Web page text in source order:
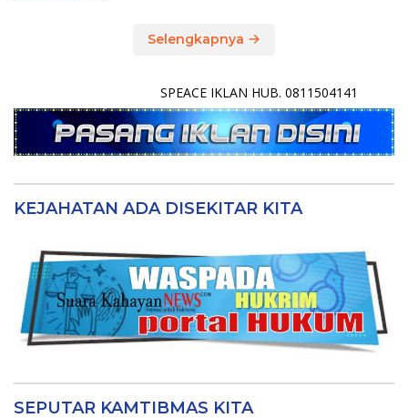
Selengkapnya
SPEACE IKLAN HUB. 0811504141
KEJAHATAN ADA DISEKITAR KITA
SEPUTAR KAMTIBMAS KITA